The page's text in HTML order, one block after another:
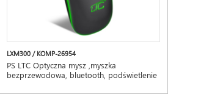
LXM300 / KOMP-26954
PS LTC Optyczna mysz ,myszka
bezprzewodowa, bluetooth, podświetlenie